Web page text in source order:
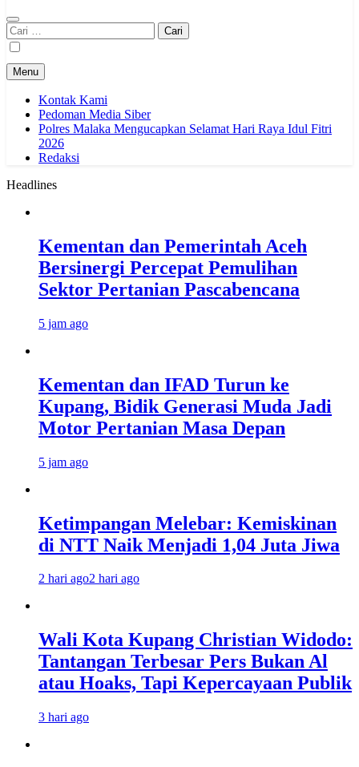
Cari
untuk:
Menu
Kontak Kami
Pedoman Media Siber
Polres Malaka Mengucapkan Selamat Hari Raya Idul Fitri
2026
Redaksi
Headlines
Kementan dan Pemerintah Aceh
Bersinergi Percepat Pemulihan
Sektor Pertanian Pascabencana
5 jam ago
Kementan dan IFAD Turun ke
Kupang, Bidik Generasi Muda Jadi
Motor Pertanian Masa Depan
5 jam ago
Ketimpangan Melebar: Kemiskinan
di NTT Naik Menjadi 1,04 Juta Jiwa
2 hari ago2 hari ago
Wali Kota Kupang Christian Widodo:
Tantangan Terbesar Pers Bukan Al
atau Hoaks, Tapi Kepercayaan Publik
3 hari ago